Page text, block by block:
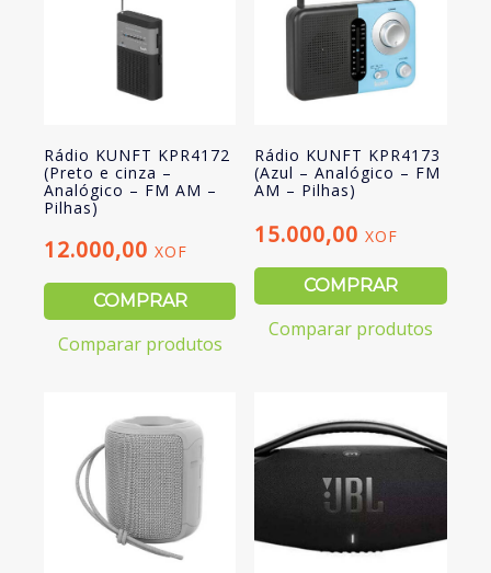
Rádio KUNFT KPR4172
(Preto e cinza –
Analógico – FM AM –
Pilhas)
12.000,00 XOF
COMPRAR
Comparar produtos
Rádio KUNFT KPR4173
(Azul – Analógico – FM
AM – Pilhas)
15.000,00XOF
COMPRAR
Comparar produtos